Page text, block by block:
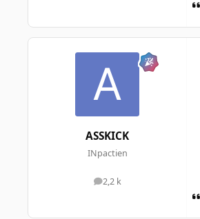
ASSKICK
INpactien
2,2 k
messages